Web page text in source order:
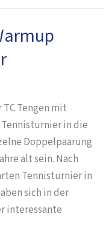
TC Tengen mit
in die
Doppelpaarung
alt sein. Nach
Tennisturnier in
sich in der
interessante